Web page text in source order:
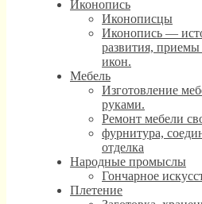
Иконопись
Иконописцы
Иконопись —
развития,
икон.
Мебель
Изготовление
руками.
Ремонт мебели
фурнитура,
отделка
Народные промыслы
Гончарное
Плетение